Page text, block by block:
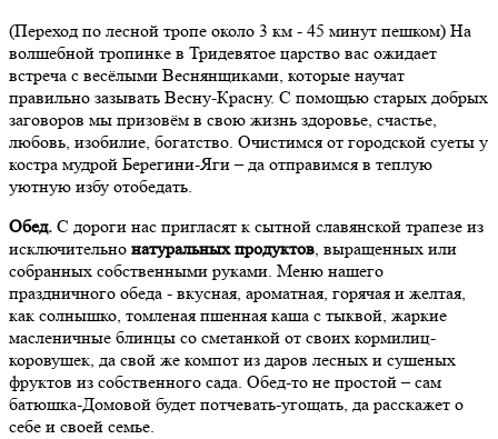
(Переход по лесной тропе около 3 км - 45 минут пешком) На
волшебной тропинке в Тридевятое царство вас ожидает
встреча с весёлыми Веснянщиками, которые научат
правильно зазывать Весну-Красну. С помощью старых добрых
заговоров мы призовём в свою жизнь здоровье, счастье,
любовь, изобилие, богатство. Очистимся от городской суеты у
костра мудрой Берегини-Яги – да отправимся в теплую
уютную избу отобедать.
Обед. С дороги нас пригласят к сытной славянской трапезе из
исключительно натуральных продуктов, выращенных или
собранных собственными руками. Меню нашего
праздничного обеда - вкусная, ароматная, горячая и желтая,
как солнышко, томленая пшенная каша с тыквой, жаркие
масленичные блинцы со сметанкой от своих кормилиц-
коровушек, да свой же компот из даров лесных и сушеных
фруктов из собственного сада. Обед-то не простой – сам
батюшка-Домовой будет потчевать-угощать, да расскажет о
себе и своей семье.